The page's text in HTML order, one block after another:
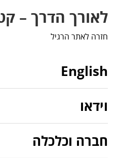
לאורך הדרך –
חזרה לאתר הרגיל
English
וידאו
חברה וכלכלה